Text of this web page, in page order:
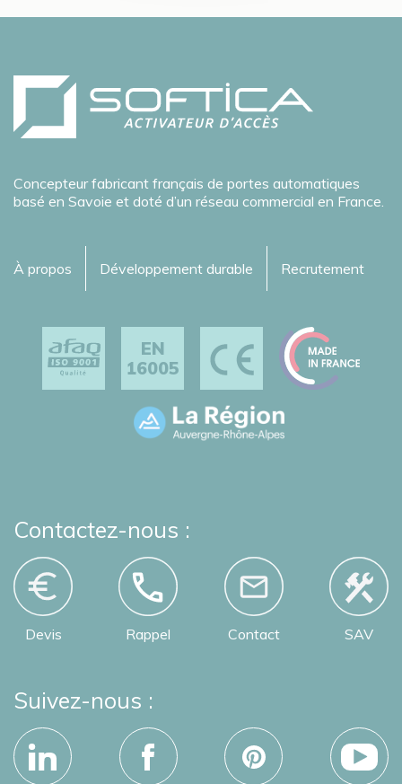
Concepteur fabricant français de portes automatiques
basé en Savoie et doté d’un réseau commercial en France.
À propos Développement durable Recrutement
EN
16005
Contactez-nous :
Devis Rappel Contact SAV
Suivez-nous :